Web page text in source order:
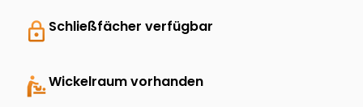
lock Schließfächer verfügbar
baby_changing_stationWickelraum vorhanden